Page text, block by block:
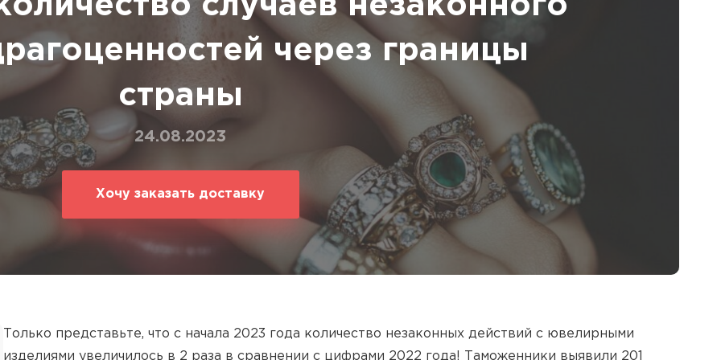
случаев незаконного
через границы
страны
24.08.2023
Хочу заказать доставку
Только представьте, что с начала 2023 года количество незаконных действий с ювелирными
изделиями увеличилось в 2 раза в сравнении с цифрами 2022 года! Таможенники выявили 201